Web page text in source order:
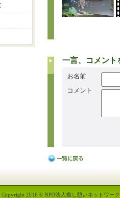
一言、コメント
お名前
コメント
Copyright 2016 © NPO法人癒し憩いネットワー